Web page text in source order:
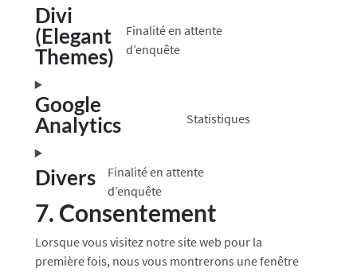
Divi
(Elegant
Themes)
Finalité en attente
d’enquête
Google
Analytics
Statistiques
Divers
Finalité en attente
d’enquête
7. Consentement
Lorsque vous visitez notre site web pour la
première fois, nous vous montrerons une fenêtre